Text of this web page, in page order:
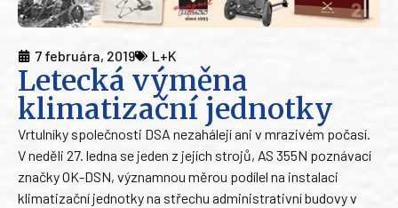
7 februára, 2019 L+K
Letecká výměna
klimatizační jednotky
Vrtulníky společnosti DSA nezahálejí ani v mrazivém počasí.
V neděli 27. ledna se jeden z jejích strojů, AS 355N poznávací
značky OK-DSN, významnou měrou podílel na instalaci
klimatizační jednotky na střechu administrativní budovy v